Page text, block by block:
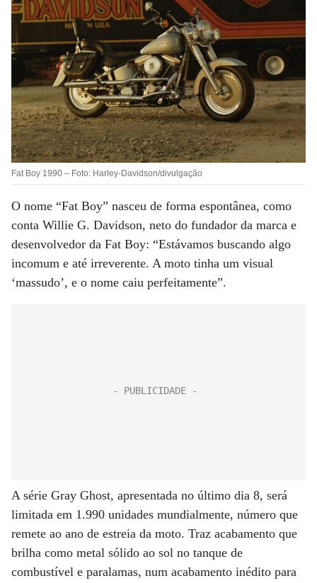
Fat Boy 1990 – Foto: Harley-Davidson/divulgação
O nome “Fat Boy” nasceu de forma espontânea, como
conta Willie G. Davidson, neto do fundador da marca e
desenvolvedor da Fat Boy: “Estávamos buscando algo
incomum e até irreverente. A moto tinha um visual
‘massudo’, e o nome caiu perfeitamente”.
A série Gray Ghost, apresentada no último dia 8, será
limitada em 1.990 unidades mundialmente, número que
remete ao ano de estreia da moto. Traz acabamento que
brilha como metal sólido ao sol no tanque de
combustível e paralamas, num acabamento inédito para